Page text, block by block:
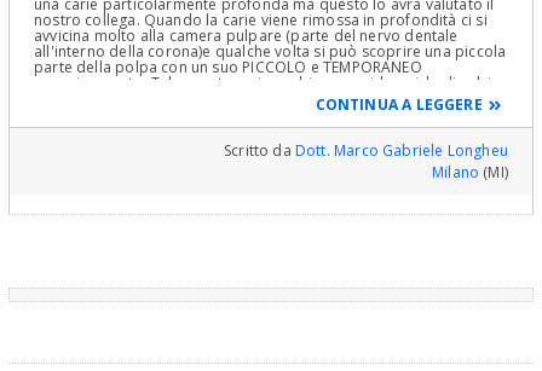
una carie particolarmente profonda ma questo lo avrà valutato il
nostro collega. Quando la carie viene rimossa in profondità ci si
avvicina molto alla camera pulpare (parte del nervo dentale
all'interno della corona)e qualche volta si può scoprire una piccola
parte della polpa con un suo PICCOLO e TEMPORANEO
sanguinamento. Tale apertura viene chiusa con idrossido di calcio
e poi ultimata l'otturazione. Sarebbe sempre opportuno eseguire
queste operazioni sotto diga di gomma per avere un campo
controllato dalla contaminazione salivare ed aumentare la
percentuale di successo evitando l'infezione della piccola
scopertura. Rimane da valutare nel tempo la sintomatologia del
dente e l'eventuale perdita di sensibilitò al freddo, segno di
CONTINUA A LEGGERE
Scritto da Dott. Marco Gabriele Longheu
Milano (MI)